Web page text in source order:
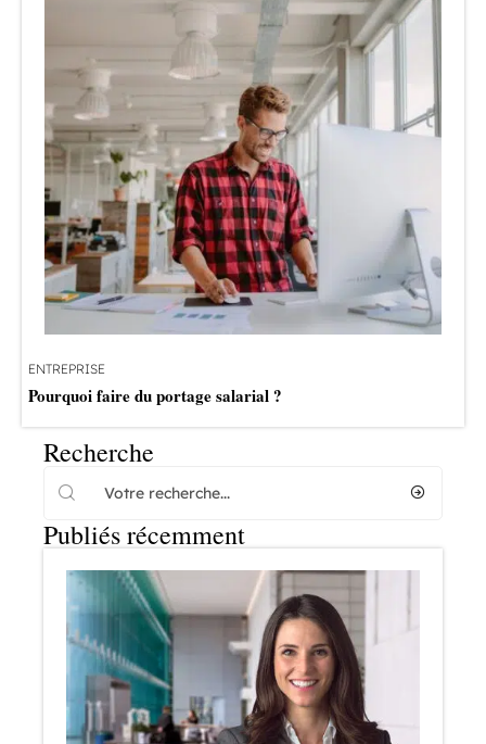
ENTREPRISE
Pourquoi faire du portage salarial ?
Recherche
Publiés récemment